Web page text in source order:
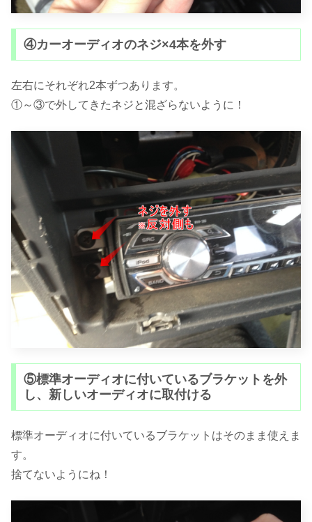
④カーオーディオのネジ×4本を外す
左右にそれぞれ2本ずつあります。
①～③で外してきたネジと混ざらないように！
⑤標準オーディオに付いているブラケットを外
し、新しいオーディオに取付ける
標準オーディオに付いているブラケットはそのまま使えま
す。
捨てないようにね！